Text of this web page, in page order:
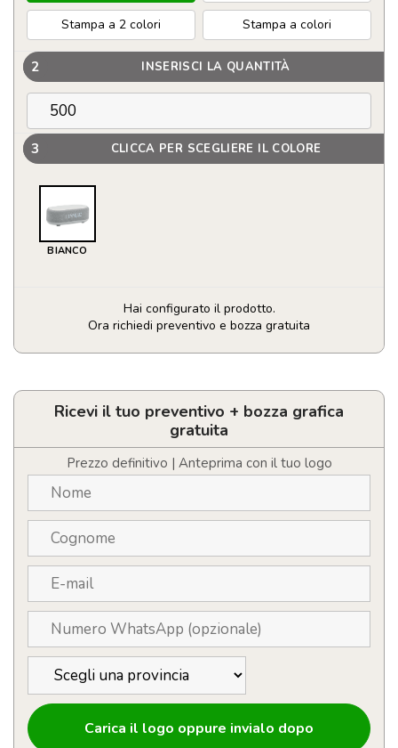
Stampa a 2 colori Stampa a colori
2 INSERISCI LA QUANTITÀ
3 CLICCA PER SCEGLIERE IL COLORE
BIANCO
Hai configurato il prodotto.
Ora richiedi preventivo e bozza gratuita
Orologio
carica
telefono
quantità
Ricevi il tuo preventivo + bozza grafica
gratuita
Prezzo definitivo | Anteprima con il tuo logo
Carica il logo oppure invialo dopo